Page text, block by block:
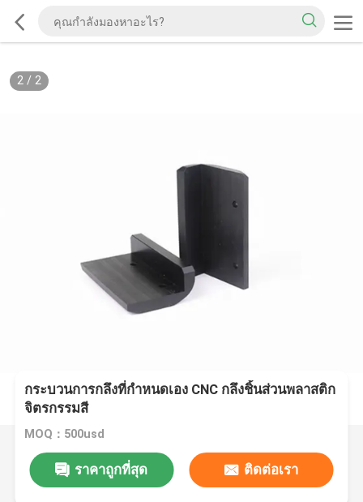
2/ 2
กระบวนการกลึงที่กำหนดเอง CNC กลึงชิ้นส่วนพลาสติก
จิตรกรรมสี
MOQ：500usd
ราคาถูกที่สุด ติดต่อเรา